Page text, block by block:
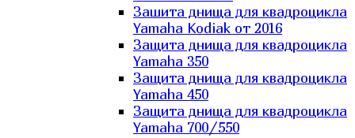
Зашита днища для квадроцикла
Yamaha Kodiak от 2016
Защита днища для квадроцикла
Yamaha 350
Защита днища для квадроцикла
Yamaha 450
Защита днища для квадроцикла
Yamaha 700/550